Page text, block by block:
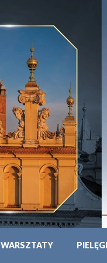
WARSZTATY